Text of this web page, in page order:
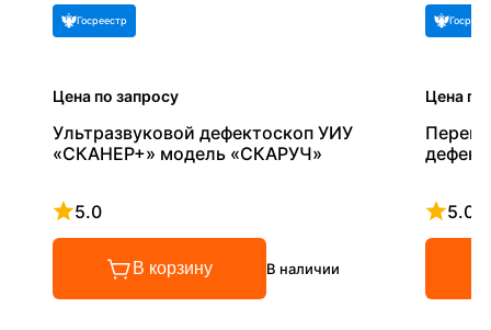
Госреестр
Цена по запросу
Ультразвуковой дефектоскоп УИУ
«СКАНЕР+» модель «СКАРУЧ»
5.0
Рейтинг 5 из 5
В корзину В наличии
Цена по
5.0